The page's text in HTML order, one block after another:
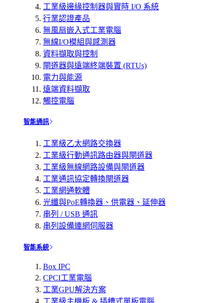
工業級邊緣控制器與實時 I/O 系統
行業認證產品
無風扇嵌入式工業電腦
無線I/O模組與感測器
資料擷取與控制
閘道器與遠端終端裝置 (RTUs)
電力與能源
遠端資料擷取
觸控電腦
智能通訊
工業級乙太網路交換器
工業級行動通訊路由器與閘道器
工業級無線網路設備與閘道器
工業通訊協定轉換閘道器
工業網通軟體
光纖與PoE轉換器、供電器、延伸器
串列 / USB 通訊
串列設備連網伺服器
智能系統
Box IPC
CPCI工業電腦
工業GPU解決方案
工業級主機板 & 插槽式單板電腦